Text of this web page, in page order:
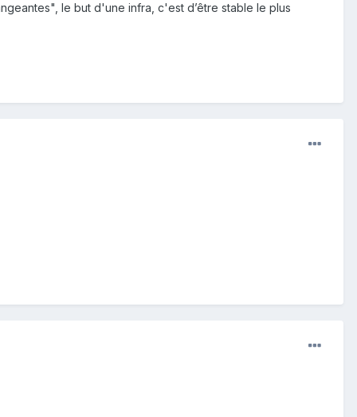
le but d'une infra, c'est d’être stable le plus